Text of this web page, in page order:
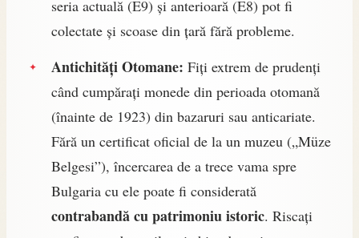
seria actuală (E9) și anterioară (E8) pot fi
colectate și scoase din țară fără probleme.
Antichități Otomane: Fiți extrem de prudenți
când cumpărați monede din perioada otomană
(înainte de 1923) din bazaruri sau anticariate.
Fără un certificat oficial de la un muzeu („Müze
Belgesi”), încercarea de a trece vama spre
Bulgaria cu ele poate fi considerată
contrabandă cu patrimoniu istoric. Riscați